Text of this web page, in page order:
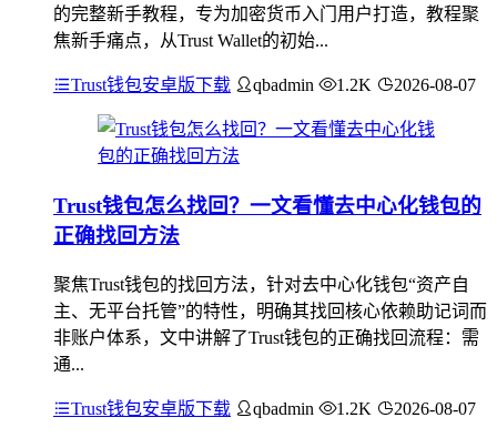
的完整新手教程，专为加密货币入门用户打造，教程聚
焦新手痛点，从Trust Wallet的初始...
Trust钱包安卓版下载 qbadmin 1.2K 2026-08-07
Trust钱包怎么找回？一文看懂去中心化钱包的
正确找回方法
聚焦Trust钱包的找回方法，针对去中心化钱包“资产自
主、无平台托管”的特性，明确其找回核心依赖助记词而
非账户体系，文中讲解了Trust钱包的正确找回流程：需
通...
Trust钱包安卓版下载 qbadmin 1.2K 2026-08-07